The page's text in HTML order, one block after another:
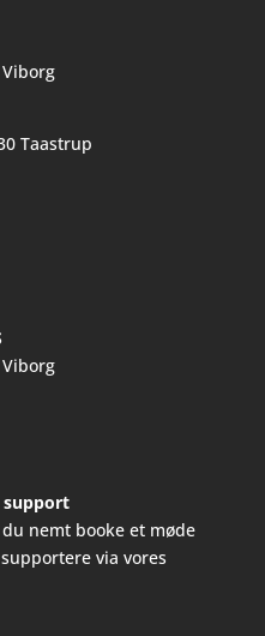
Taastrup
support
nemt booke et møde
via vores